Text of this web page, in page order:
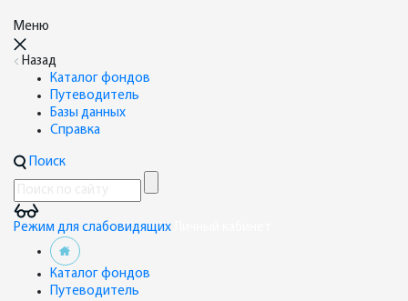
Меню
Назад
Каталог фондов
Путеводитель
Базы данных
Справка
Поиск
Режим для слабовидящих
Каталог фондов
Путеводитель